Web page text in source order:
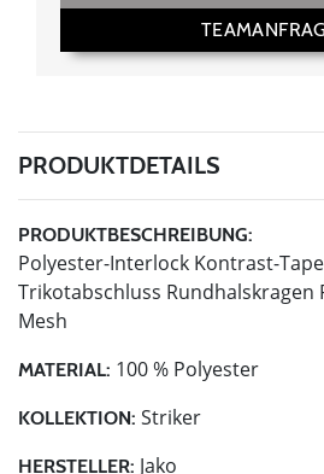
PRODUKTDETAILS
PRODUKTBESCHREIBUNG:
Polyester-Interlock Kontrast-
Trikotabschluss Rundhalskragen
Mesh
MATERIAL: 100 % Polyester
KOLLEKTION: Striker
HERSTELLER: Jako